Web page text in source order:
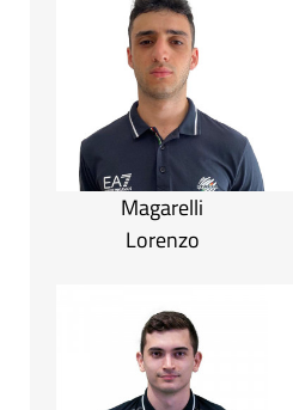
Magarelli
Lorenzo